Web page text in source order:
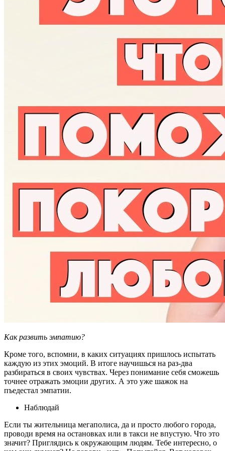
Как развить эмпатию?
Кроме того, вспомни, в каких ситуациях пришлось испытать
каждую из этих эмоций. В итоге научишься на раз-два
разбираться в своих чувствах. Через понимание себя сможешь
точнее отражать эмоции других. А это уже шажок на
пъедестал эмпатии.
Наблюдай
Если ты жительница мегаполиса, да и просто любого города,
проводи время на остановках или в такси не впустую. Что это
значит? Приглядись к окружающим людям. Тебе интересно, о